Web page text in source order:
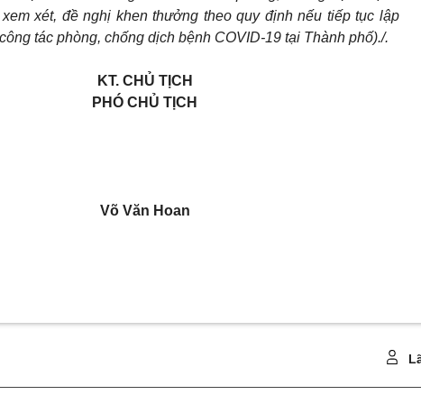
xét, đề nghị khen thưởng theo quy định nếu tiếp tục lập
tác phòng, chống dịch bệnh COVID-19 tại Thành phố)./.
KT. CHỦ TỊCH
PHÓ CHỦ TỊCH
Võ Văn Hoan